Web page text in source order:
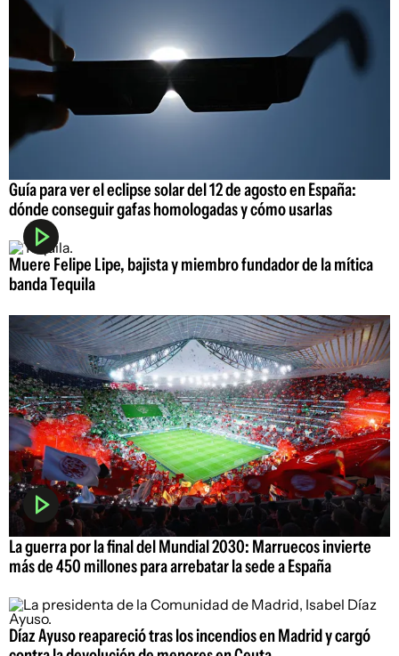
Guía para ver el eclipse solar del 12 de agosto en España:
dónde conseguir gafas homologadas y cómo usarlas
Muere Felipe Lipe, bajista y miembro fundador de la mítica
banda Tequila
La guerra por la final del Mundial 2030: Marruecos invierte
más de 450 millones para arrebatar la sede a España
Díaz Ayuso reapareció tras los incendios en Madrid y cargó